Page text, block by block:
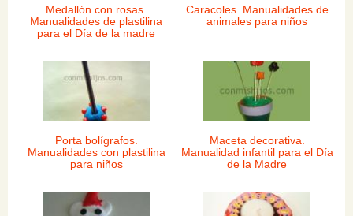
Medallón con rosas.
Manualidades de plastilina
para el Día de la madre
Caracoles. Manualidades de
animales para niños
Porta bolígrafos.
Manualidades con plastilina
para niños
Maceta decorativa.
Manualidad infantil para el Día
de la Madre